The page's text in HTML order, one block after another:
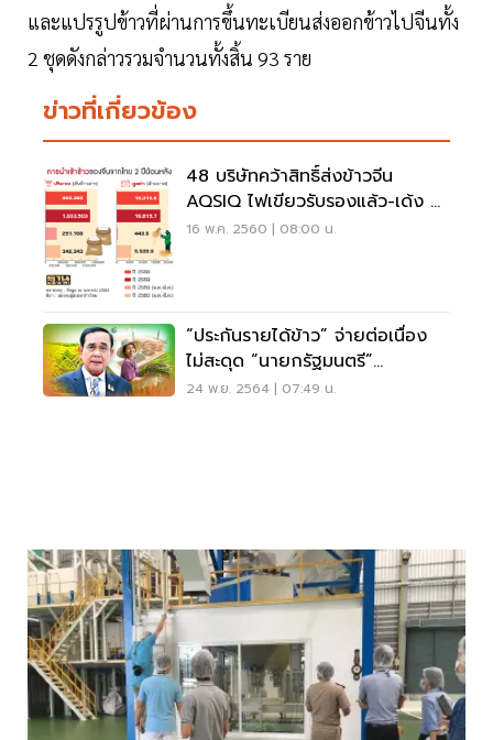
และแปรรูปข้าวที่ผ่านการขึ้นทะเบียนส่งออกข้าวไปจีนทั้ง
2 ชุดดังกล่าวรวมจำนวนทั้งสิ้น 93 ราย
ข่าวที่เกี่ยวข้อง
48 บริษัทคว้าสิทธิ์ส่งข้าวจีน
AQSIQ ไฟเขียวรับรองแล้ว-เด้ง 2
ได้เอี่ยวออร์เดอร์จีทูจี
16 พ.ค. 2560 | 08:00 น.
“ประกันรายได้ข้าว” จ่ายต่อเนื่อง
ไม่สะดุด “นายกรัฐมนตรี”
คอนเฟิร์ม
24 พ.ย. 2564 | 07:49 น.